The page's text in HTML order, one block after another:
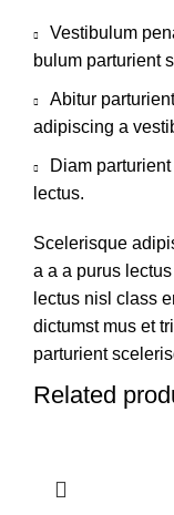
Vestibulum
bulum parturient
Abitur
adipiscing a
Diam
lectus.
Scelerisque
a a a purus
lectus nisl class
dictumst mus et
parturient
Related